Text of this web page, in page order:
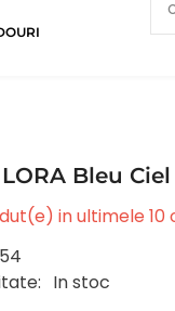
AI NEVOIE DE
Bleu Ciel
in ultimele10
In stoc